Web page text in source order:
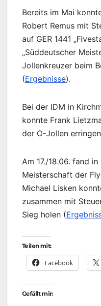
Bereits im Mai
Robert Remus mit
auf GER 1441
„Süddeutscher
Jollenkreuzer beim
(Ergebnisse).
Bei der IDM in
konnte Frank
der O-Jollen
Am 17./18.06. fand
Meisterschaft der
Michael Lisken
zusammen mit
Sieg holen (
Teilen mit:
Facebook
Gefällt mir: